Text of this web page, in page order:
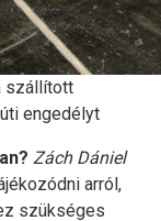
szállított
engedélyt
Zách Dániel
arról,
szükséges